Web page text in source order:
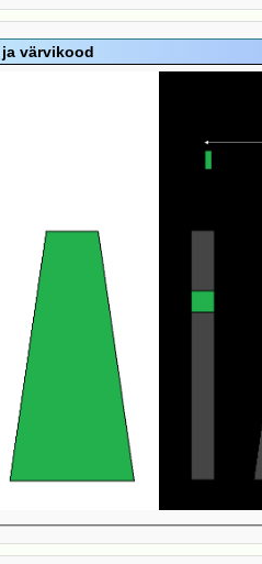
värvikood